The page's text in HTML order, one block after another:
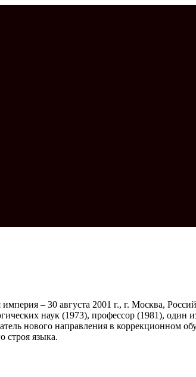
‒ 30 августа 2001 г., г. Москва,
наук (1973), профессор (1981), один
нового направления в коррекционном
строя языка.